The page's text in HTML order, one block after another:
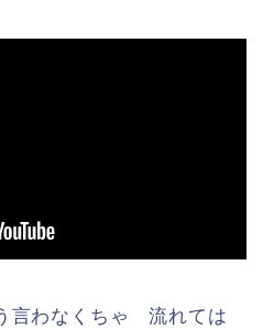
言わなくちゃ 流れては